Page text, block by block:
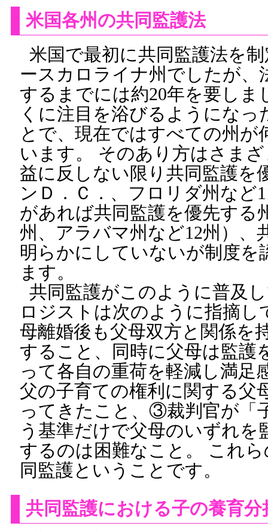
米国各州の共同監護法
米国で最初に共同監護法を
ースカロライナ州でしたが、
するまでには約20年を要しま
くに注目を浴びるようになっ
とで、現在ではすべての州が
います。 そのあり方はさま
益に反しない限り共同監護を
ンＤ．Ｃ．、フロリダ州など
があれば共同監護を優先する
州、アラバマ州など12州）、
明らかにしていないが制度を
ます。
共同監護がこのように普及
ロジストは次のように指摘
母離婚後も父母双方と関係を
すること、同時に父母は監護
って各自の重荷を軽減し満
父の子育ての権利に関する父
ってきたこと、③裁判官が「
う基準だけで父母のいずれを
するのは困難なこと。 これ
同監護ということです。
共同監護における子の養育分